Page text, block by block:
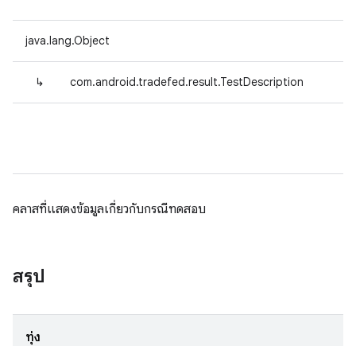
java.lang.Object
↳ com.android.tradefed.result.TestDescription
คลาสที่แสดงข้อมูลเกี่ยวกับกรณีทดสอบ
สรุป
ทุ่ง